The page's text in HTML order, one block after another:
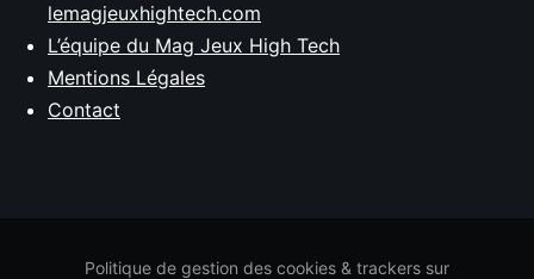
lemagjeuxhightech.com
L’équipe du Mag Jeux High Tech
Mentions Légales
Contact
Politique de gestion des cookies & trackers sur